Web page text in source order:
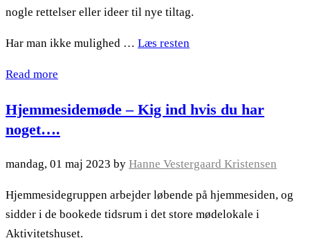
nogle rettelser eller ideer til nye tiltag.
Har man ikke mulighed … Læs resten
Read more
Hjemmesidemøde – Kig ind hvis du har
noget….
mandag, 01 maj 2023 by Hanne Vestergaard Kristensen
Hjemmesidegruppen arbejder løbende på hjemmesiden, og
sidder i de bookede tidsrum i det store mødelokale i
Aktivitetshuset.